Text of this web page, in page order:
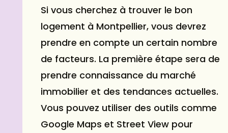
Si vous cherchez à trouver le bon
logement à Montpellier, vous devrez
prendre en compte un certain nombre
de facteurs. La première étape sera de
prendre connaissance du marché
immobilier et des tendances actuelles.
Vous pouvez utiliser des outils comme
Google Maps et Street View pour